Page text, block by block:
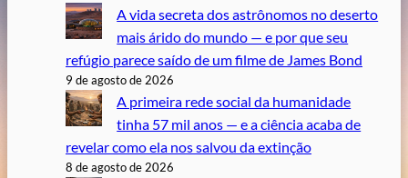
A vida secreta dos astrônomos no deserto
mais árido do mundo — e por que seu
refúgio parece saído de um filme de James Bond
9 de agosto de 2026
A primeira rede social da humanidade
tinha 57 mil anos — e a ciência acaba de
revelar como ela nos salvou da extinção
8 de agosto de 2026